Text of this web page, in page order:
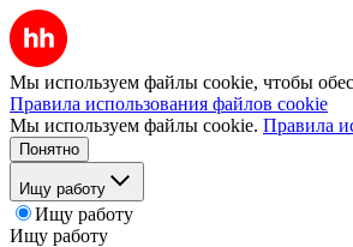
Мы используем файлы cookie, чтобы
Правила использования файлов cookie
Мы используем файлы cookie. Правила
Понятно
Ищу работу
Ищу работу
Ищу работу